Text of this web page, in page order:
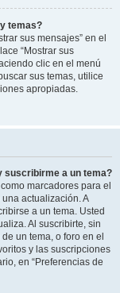
temas?
sus mensajes” en el
“Mostrar sus
clic en el menú
sus temas, utilice
apropiadas.
suscribirme a un tema?
marcadores para el
actualización. A
a un tema. Usted
Al suscribirte, sin
un tema, o foro en el
y las suscripciones
en “Preferencias de